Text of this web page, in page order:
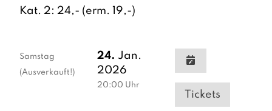
Kat. 2: 24,- (erm. 19,-)
Samstag
(Ausverkauft!)
24. Jan.
2026
20:00 Uhr
Tickets